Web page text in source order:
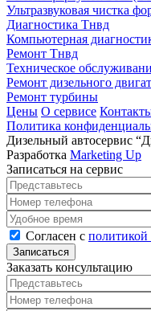
Ультразвуковая чистка
Диагностика Тнвд
Компьютерная
Ремонт Тнвд
Техническое
Ремонт дизельного
Ремонт турбины
Цены О сервисе
Политика
Дизельный автосервис
Разработка Marketing Up
Записаться на сервис
Представьтесь
Номер телефона
Удобное время
Согласен с политикой
Согласен с политикой
Заказать консультацию
Представьтесь
Номер телефона